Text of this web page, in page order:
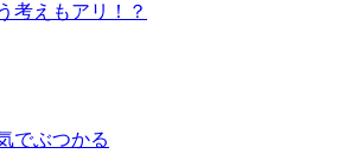
考えもアリ！？
でぶつかる